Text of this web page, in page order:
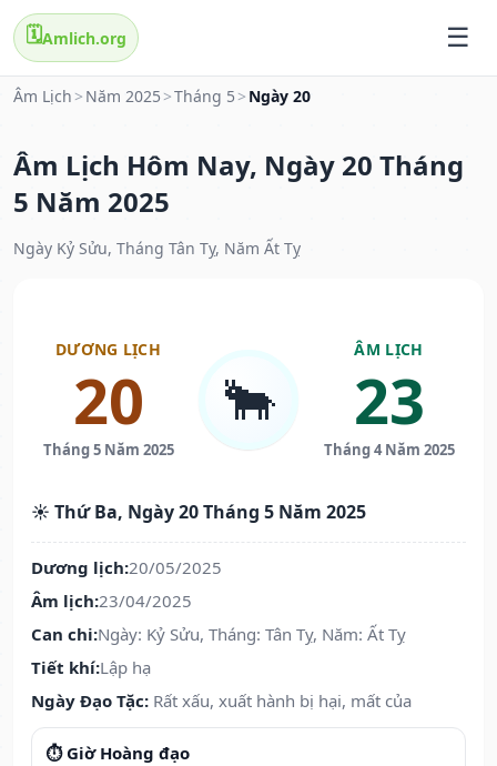
🗓️Amlich.org
Âm Lịch > Năm 2025 >Tháng 5 > Ngày 20
Âm Lịch Hôm Nay, Ngày 20 Tháng
5 Năm 2025
Ngày Kỷ Sửu, Tháng Tân Tỵ, Năm Ất Tỵ
DƯƠNG LỊCH
20
Tháng 5 Năm 2025
🐂
ÂM LỊCH
23
Tháng 4 Năm 2025
☀️ Thứ Ba, Ngày 20 Tháng 5 Năm 2025
Dương lịch:20/05/2025
Âm lịch:23/04/2025
Can chi:Ngày: Kỷ Sửu, Tháng: Tân Tỵ, Năm: Ất Tỵ
Tiết khí:Lập hạ
Ngày Đạo Tặc: Rất xấu, xuất hành bị hại, mất của
⏱️ Giờ Hoàng đạo